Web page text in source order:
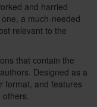
and harried
a much-needed
relevant to the
that contain the
Designed as a
format, and features
others.